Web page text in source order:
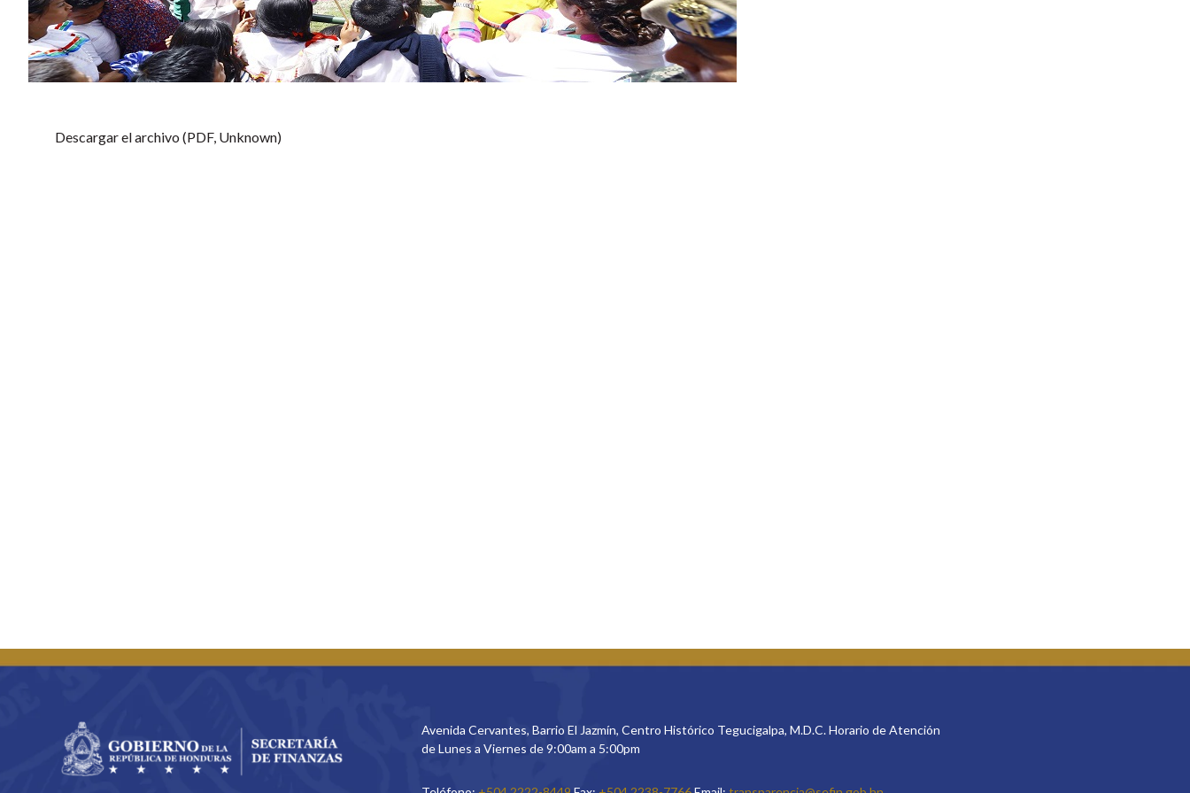
Descargar el archivo (PDF, Unknown)
Avenida Cervantes, Barrio El Jazmín, Centro Histórico Tegucigalpa, M.D.C. Horario de Atención
de Lunes a Viernes de 9:00am a 5:00pm